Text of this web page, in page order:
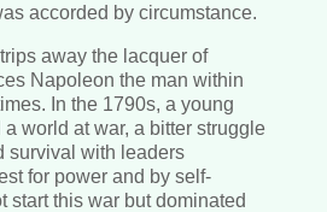
accorded by circumstance.
away the lacquer of
Napoleon the man within
In the 1790s, a young
world at war, a bitter struggle
survival with leaders
for power and by self-
start this war but dominated